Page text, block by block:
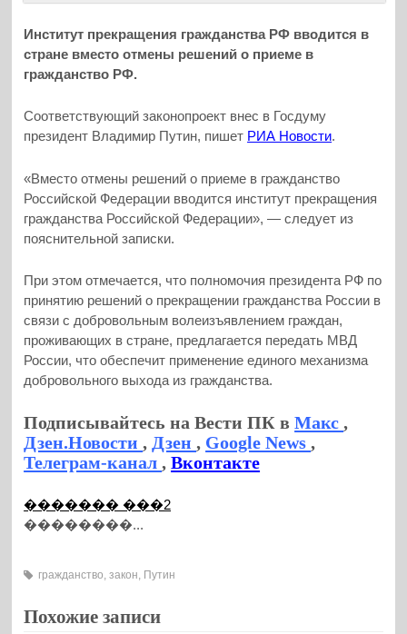
Институт прекращения гражданства РФ вводится в
стране вместо отмены решений о приеме в
гражданство РФ.
Соответствующий законопроект внес в Госдуму
президент Владимир Путин, пишет РИА Новости.
«Вместо отмены решений о приеме в гражданство
Российской Федерации вводится институт прекращения
гражданства Российской Федерации», — следует из
пояснительной записки.
При этом отмечается, что полномочия президента РФ по
принятию решений о прекращении гражданства России в
связи с добровольным волеизъявлением граждан,
проживающих в стране, предлагается передать МВД
России, что обеспечит применение единого механизма
добровольного выхода из гражданства.
Подписывайтесь на Вести ПК вМакс,
Дзен.Новости,Дзен, Google News,
Телеграм-канал,Вконтакте
������� ���2
��������...
гражданство ,закон Путин
Похожие записи